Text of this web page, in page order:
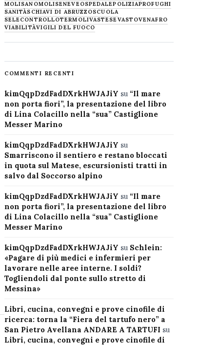
MOLISANOMOLISENEVE OSPEDALEPOLIZIAPROFUGHI
SANITÀSCHIAVI DI ABRUZZOSCUOLA
SELECONTROLLOTERMOLIVASTESE VASTOVENAFRO
VIABILITÀVIGILI DEL FUOCO
COMMENTI RECENTI
kimQqpDzdFadDXrkHWJAJiY su “Il mare
non porta fiori”, la presentazione del libro
di Lina Colacillo nella “sua” Castiglione
Messer Marino
kimQqpDzdFadDXrkHWJAJiY su
Smarriscono il sentiero e restano bloccati
in quota sul Matese, escursionisti tratti in
salvo dal Soccorso alpino
kimQqpDzdFadDXrkHWJAJiY su “Il mare
non porta fiori”, la presentazione del libro
di Lina Colacillo nella “sua” Castiglione
Messer Marino
kimQqpDzdFadDXrkHWJAJiY su Schlein:
«Pagare di più medici e infermieri per
lavorare nelle aree interne. I soldi?
Togliendoli dal ponte sullo stretto di
Messina»
Libri, cucina, convegni e prove cinofile di
ricerca: torna la “Fiera del tartufo nero” a
San Pietro Avellana ANDARE A TARTUFI su
Libri, cucina, convegni e prove cinofile di